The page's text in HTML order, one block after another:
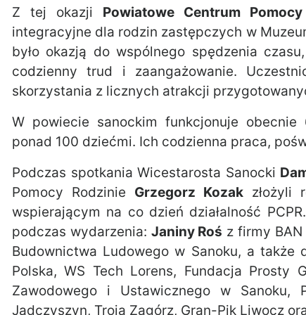
Z tej okazji Powiatowe Centrum
integracyjne dla rodzin zastępczych w
było okazją do wspólnego spędzenia
codzienny trud i zaangażowanie.
skorzystania z licznych atrakcji
W powiecie sanockim funkcjonuje
ponad 100 dziećmi. Ich codzienna praca,
Podczas spotkania Wicestarosta Sanocki
Pomocy Rodzinie Grzegorz Kozak złożyli
wspierającym na co dzień działalność
podczas wydarzenia: Janiny Roś z firmy BAN
Budownictwa Ludowego w Sanoku, a także
Polska, WS Tech Lorens, Fundacja Prosty
Zawodowego i Ustawicznego w Sanoku,
Jadczyszyn, Troja Zagórz, Gran-Pik Liwocz